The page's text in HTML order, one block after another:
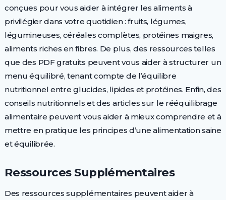
conçues pour vous aider à intégrer les aliments à
privilégier dans votre quotidien : fruits, légumes,
légumineuses, céréales complètes, protéines maigres,
aliments riches en fibres. De plus, des ressources telles
que des PDF gratuits peuvent vous aider à structurer un
menu équilibré, tenant compte de l’équilibre
nutritionnel entre glucides, lipides et protéines. Enfin, des
conseils nutritionnels et des articles sur le rééquilibrage
alimentaire peuvent vous aider à mieux comprendre et à
mettre en pratique les principes d’une alimentation saine
et équilibrée.
Ressources Supplémentaires
Des ressources supplémentaires peuvent aider à